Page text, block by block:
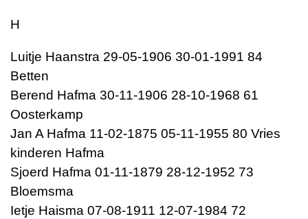
H
Luitje Haanstra 29-05-1906 30-01-1991 84
Betten
Berend Hafma 30-11-1906 28-10-1968 61
Oosterkamp
Jan A Hafma 11-02-1875 05-11-1955 80 Vries
kinderen Hafma
Sjoerd Hafma 01-11-1879 28-12-1952 73
Bloemsma
Ietje Haisma 07-08-1911 12-07-1984 72